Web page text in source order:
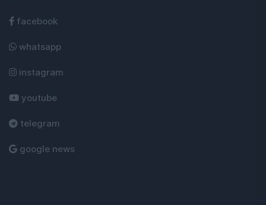
facebook
whatsapp
instagram
youtube
telegram
google news